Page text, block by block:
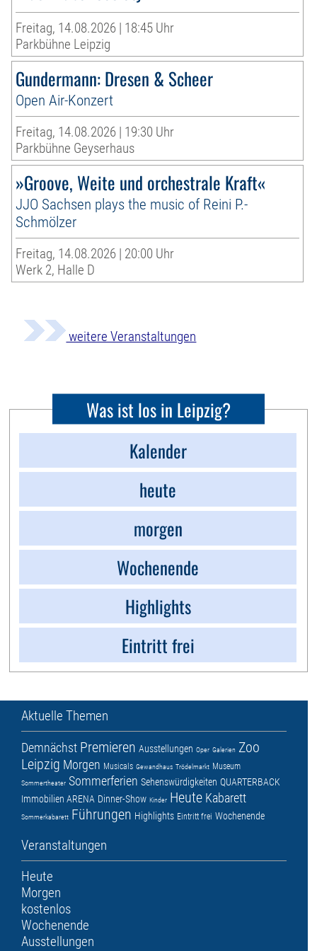
Freitag, 14.08.2026 | 18:45 Uhr
Parkbühne Leipzig
Gundermann: Dresen & Scheer
Open Air-Konzert
Freitag, 14.08.2026 | 19:30 Uhr
Parkbühne Geyserhaus
»Groove, Weite und orchestrale Kraft«
JJO Sachsen plays the music of Reini P.-
Schmölzer
Freitag, 14.08.2026 | 20:00 Uhr
Werk 2, Halle D
weitere Veranstaltungen
Was ist los in Leipzig?
Kalender
heute
morgen
Wochenende
Highlights
Eintritt frei
Aktuelle Themen
Demnächst Premieren Ausstellungen Oper Galerien Zoo
Leipzig Morgen Musicals Gewandhaus Trödelmarkt Museum
Sommertheater Sommerferien Sehenswürdigkeiten QUARTERBACK
Immobilien ARENA Dinner-Show Kinder Heute Kabarett
Sommerkabarett Führungen Highlights Eintritt frei Wochenende
Veranstaltungen
Heute
Morgen
kostenlos
Wochenende
Ausstellungen